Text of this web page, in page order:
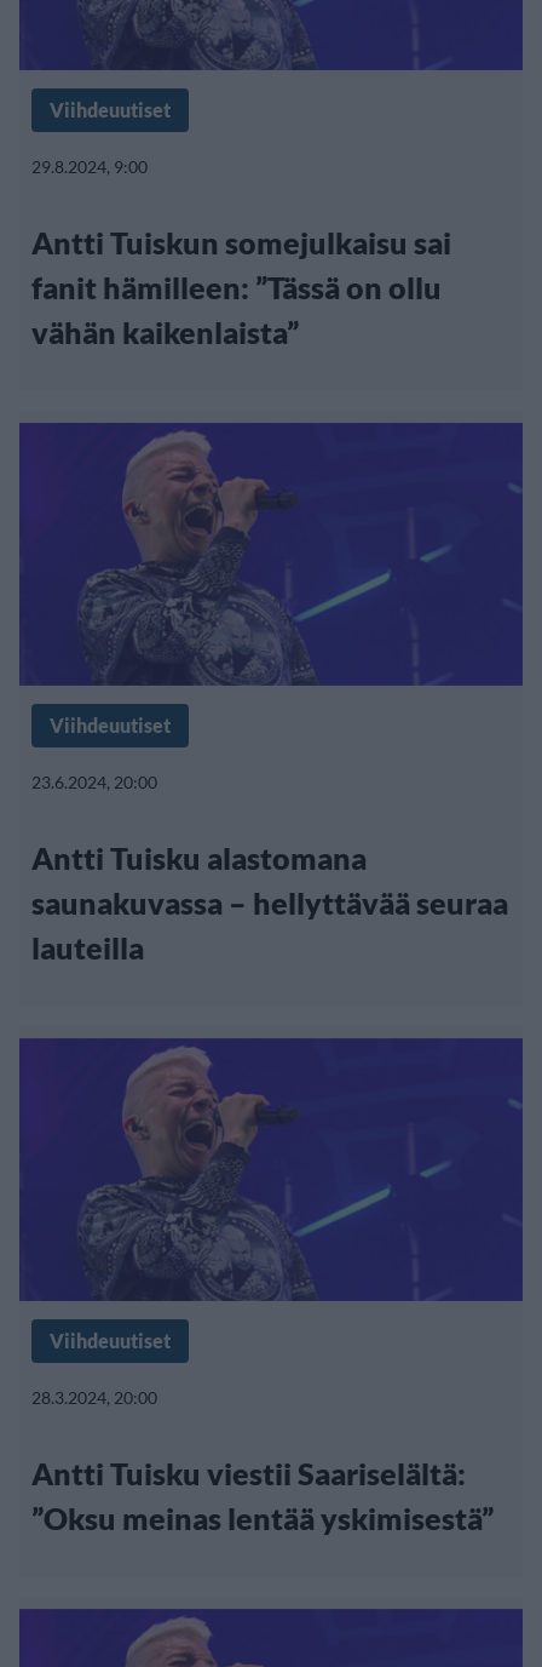
Viihdeuutiset
29.8.2024, 9:00
Antti Tuiskun somejulkaisu sai
fanit hämilleen: ”Tässä on ollu
vähän kaikenlaista”
Viihdeuutiset
23.6.2024, 20:00
Antti Tuisku alastomana
saunakuvassa – hellyttävää seuraa
lauteilla
Viihdeuutiset
28.3.2024, 20:00
Antti Tuisku viestii Saariselältä:
”Oksu meinas lentää yskimisestä”